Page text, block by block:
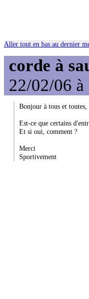
Aller tout en bas au dernier
corde à
22/02/06
Bonjour à tous et toutes,
Est-ce que certains
Et si oui, comment ?
Merci
Sportivement